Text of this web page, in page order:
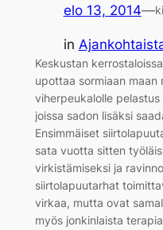
elo 13, 2014—
in
Keskustan
upottaa sormiaan maan
viherpeukalolle
joissa sadon lisäksi
Ensimmäiset
sata vuotta sitten
virkistämiseksi ja
siirtolapuutarhat
virkaa, mutta ovat
myös jonkinlaista